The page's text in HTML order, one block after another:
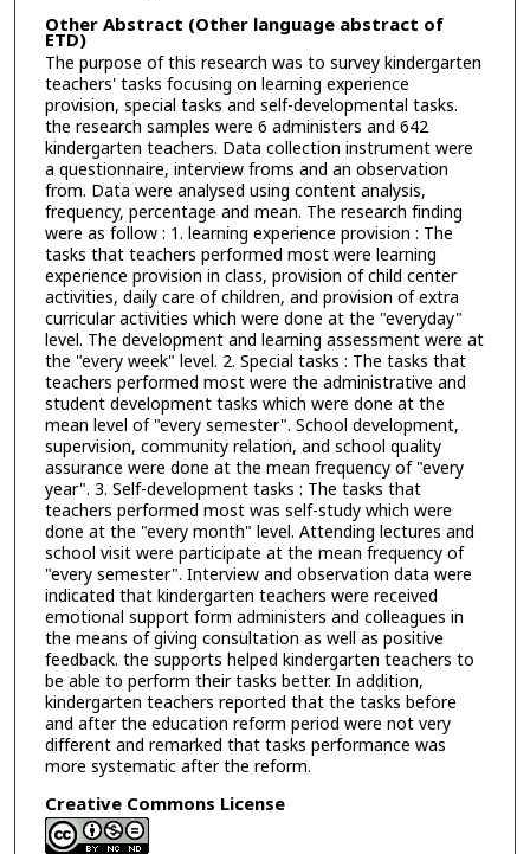
Other Abstract (Other language abstract of
ETD)
The purpose of this research was to survey kindergarten
teachers' tasks focusing on learning experience
provision, special tasks and self-developmental tasks.
the research samples were 6 administers and 642
kindergarten teachers. Data collection instrument were
a questionnaire, interview froms and an observation
from. Data were analysed using content analysis,
frequency, percentage and mean. The research finding
were as follow : 1. learning experience provision : The
tasks that teachers performed most were learning
experience provision in class, provision of child center
activities, daily care of children, and provision of extra
curricular activities which were done at the "everyday"
level. The development and learning assessment were at
the "every week" level. 2. Special tasks : The tasks that
teachers performed most were the administrative and
student development tasks which were done at the
mean level of "every semester". School development,
supervision, community relation, and school quality
assurance were done at the mean frequency of "every
year". 3. Self-development tasks : The tasks that
teachers performed most was self-study which were
done at the "every month" level. Attending lectures and
school visit were participate at the mean frequency of
"every semester". Interview and observation data were
indicated that kindergarten teachers were received
emotional support form administers and colleagues in
the means of giving consultation as well as positive
feedback. the supports helped kindergarten teachers to
be able to perform their tasks better. In addition,
kindergarten teachers reported that the tasks before
and after the education reform period were not very
different and remarked that tasks performance was
more systematic after the reform.
Creative Commons License